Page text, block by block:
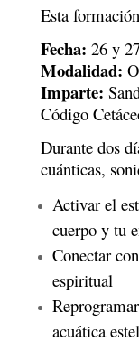
Esta
Fecha: 26 y
Modalidad:
Imparte:
Código
Durante dos
cuánticas,
Activar el
cuerpo y tu
Conectar
espiritual
acuática